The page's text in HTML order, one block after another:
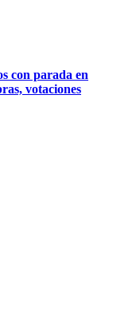
con parada en
votaciones